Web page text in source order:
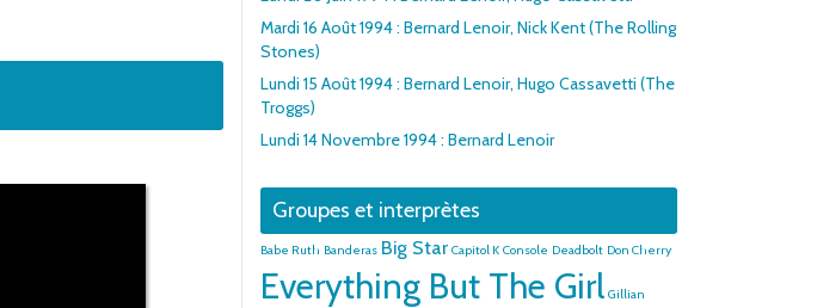
Mardi 16 Août 1994 : Bernard Lenoir, Nick Kent (The Rolling
Stones)
Lundi 15 Août 1994 : Bernard Lenoir, Hugo Cassavetti (The
Troggs)
Lundi 14 Novembre 1994 : Bernard Lenoir
Groupes et interprètes
Babe Ruth Banderas Big Star Capitol K Console Deadbolt Don Cherry
Everything But The Girl Gillian